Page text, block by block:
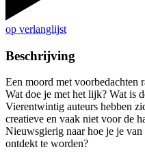
op verlanglijst
Beschrijving
Een moord met voorbedachten
Wat doe je met het lijk? Wat is
Vierentwintig auteurs hebben
creatieve en vaak niet voor de
Nieuwsgierig naar hoe je je
ontdekt te worden?